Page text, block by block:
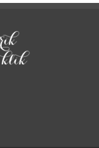
i mirisalo
bore, briše
licu za 3